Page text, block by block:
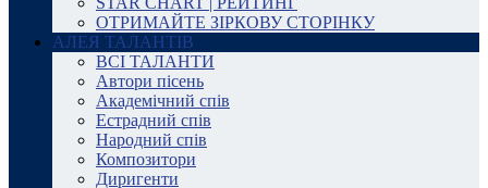
ОТРИМАЙТЕ ЗІРКОВУ СТОРІНКУ
АЛЕЯ ТАЛАНТІВ
ВСІ ТАЛАНТИ
Автори пісень
Академічний спів
Естрадний спів
Народний спів
Композитори
Диригенти